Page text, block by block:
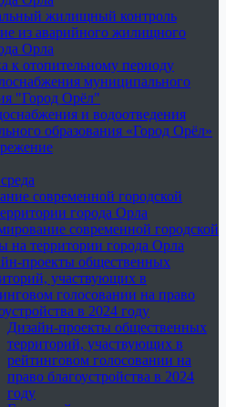
жилищный контроль
из аварийного жилищного
Орла
к отопительному периоду
муниципального
"Город Орёл"
и водоотведения
образования «Город Орёл»
современной городской
города Орла
современной городской
на территории города Орла
проекты общественных
участвующих в
голосовании на право
в 2024 году
Дизайн-проекты общественных
территорий, участвующих в
рейтинговом голосовании на
право благоустройства в 2024
году